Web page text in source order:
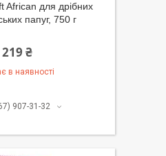
African для дрібних
папуг, 750 г
219 ₴
в наявності
907-31-32